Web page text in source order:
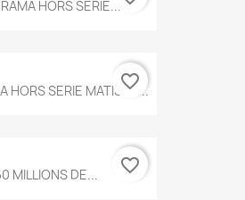
HORS SERIE...
HORS SERIE MATISSE...
favorite_border
MILLIONS DE... favorite_border